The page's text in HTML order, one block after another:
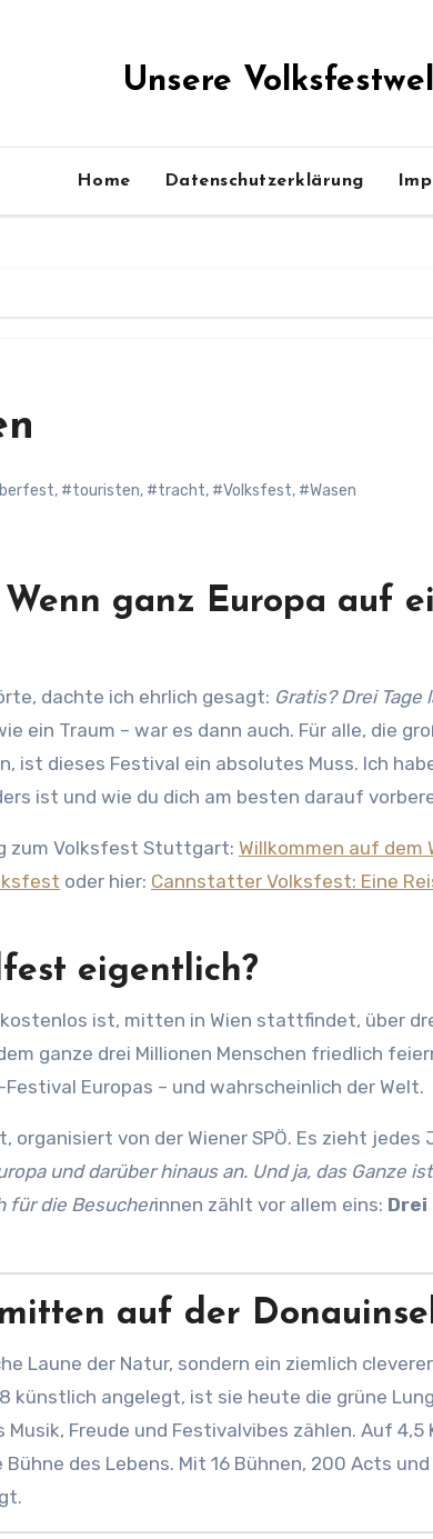
Unsere
Home Datenschutzerklärung
, #touristen, #tracht, #Volksfest, #Wasen
ganz Europa auf
dachte ich ehrlich gesagt: Gratis? Drei Tage
ein Traum – war es dann auch. Für alle, die
ist dieses Festival ein absolutes Muss. Ich
ist und wie du dich am besten darauf
zum Volksfest Stuttgart: Willkommen auf dem
oder hier: Cannstatter Volksfest: Eine
eigentlich?
ist, mitten in Wien stattfindet, über
ganze drei Millionen Menschen friedlich
Europas – und wahrscheinlich der Welt.
von der Wiener SPÖ. Es zieht jedes
und darüber hinaus an. Und ja, das Ganze
für die Besucherinnen zählt vor allem eins: Drei
auf der
Laune der Natur, sondern ein ziemlich cleverer
künstlich angelegt, ist sie heute die grüne
Freude und Festivalvibes zählen. Auf 4,5
des Lebens. Mit 16 Bühnen, 200 Acts